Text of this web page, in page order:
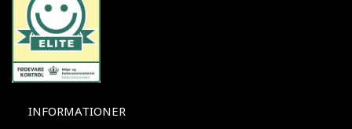
INFORMATIONER